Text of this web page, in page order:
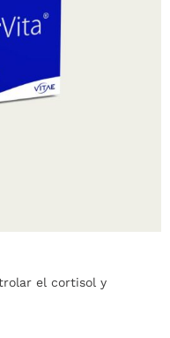
el cortisol y